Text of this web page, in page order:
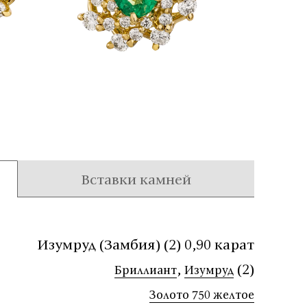
Вставки камней
Изумруд (Замбия) (2) 0,90 карат
Бриллиант, Изумруд (2)
Золото 750 желтое